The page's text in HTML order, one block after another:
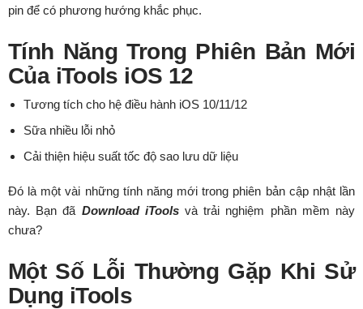
pin để có phương hướng khắc phục.
Tính Năng Trong Phiên Bản Mới
Của iTools iOS 12
Tương tích cho hệ điều hành iOS 10/11/12
Sữa nhiều lỗi nhỏ
Cải thiện hiệu suất tốc độ sao lưu dữ liệu
Đó là một vài những tính năng mới trong phiên bản cập nhật lần
này. Bạn đã Download iToolsvà trải nghiệm phần mềm này
chưa?
Một Số Lỗi Thường Gặp Khi Sử
Dụng iTools